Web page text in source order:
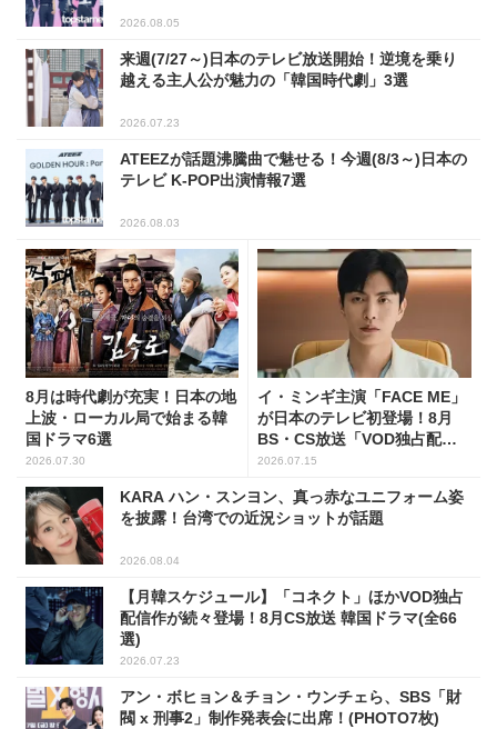
2026.08.05
来週(7/27～)日本のテレビ放送開始！逆境を乗り
越える主人公が魅力の「韓国時代劇」3選
2026.07.23
ATEEZが話題沸騰曲で魅せる！今週(8/3～)日本の
テレビ K-POP出演情報7選
2026.08.03
8月は時代劇が充実！日本の地
上波・ローカル局で始まる韓
国ドラマ6選
2026.07.30
イ・ミンギ主演「FACE ME」
が日本のテレビ初登場！8月
BS・CS放送「VOD独占配
信」韓ドラ11選
2026.07.15
KARA ハン・スンヨン、真っ赤なユニフォーム姿
を披露！台湾での近況ショットが話題
2026.08.04
【月韓スケジュール】「コネクト」ほかVOD独占
配信作が続々登場！8月CS放送 韓国ドラマ(全66
選)
2026.07.23
アン・ボヒョン＆チョン・ウンチェら、SBS「財
閥 x 刑事2」制作発表会に出席！(PHOTO7枚)